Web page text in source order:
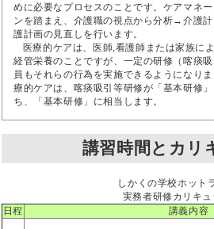
めに必要なプロセスのことです。ケアマネ
ンを踏まえ、介護職の視点から分析→介護
護計画の見直しを行います。
医療的ケアは、医師,看護師または家族に
経管栄養のことですが、一定の研修（喀痰
員もそれらの行為を実施できるようになり
療的ケアは、喀痰吸引等研修が「基本研修
ち、「基本研修」に相当します。
講習時間とカリ
しかくの学校ホット
実務者研修カリキュ
日程
講義内容